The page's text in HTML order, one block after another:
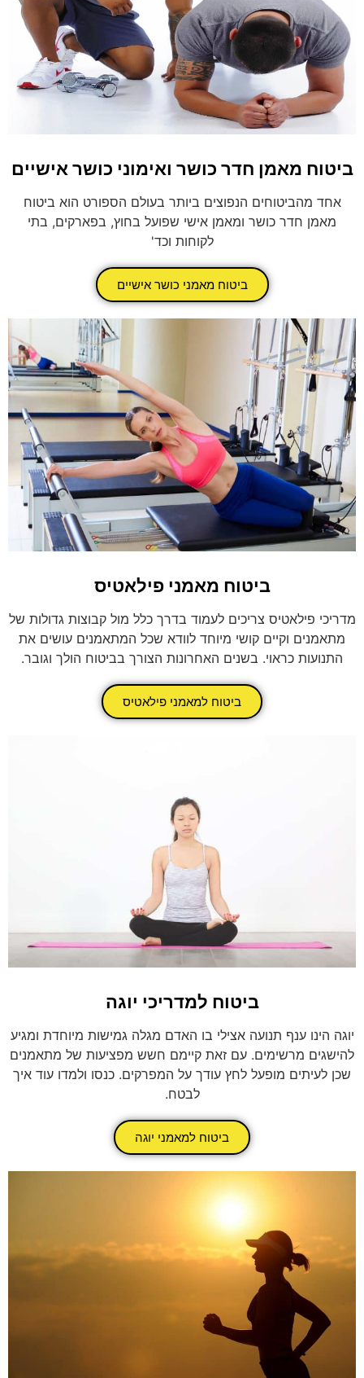
ביטוח מאמן חדר כושר ואימוני כושר אישיים
אחד מהביטוחים הנפוצים ביותר בעולם הספורט הוא ביטוח
מאמן חדר כושר ומאמן אישי שפועל בחוץ, בפארקים, בתי
לקוחות וכד'
ביטוח מאמני כושר אישיים
ביטוח מאמני פילאטיס
מדריכי פילאטיס צריכים לעמוד בדרך כלל מול קבוצות גדולות של
מתאמנים וקיים קושי מיוחד לוודא שכל המתאמנים עושים את
התנועות כראוי. בשנים האחרונות הצורך בביטוח הולך וגובר.
ביטוח למאמני פילאטיס
ביטוח למדריכי יוגה
יוגה הינו ענף תנועה אצילי בו האדם מגלה גמישות מיוחדת ומגיע
להישגים מרשימים. עם זאת קיימם חשש מפציעות של מתאמנים
שכן לעיתים מופעל לחץ עודך על המפרקים. כנסו ולמדו עוד איך
לבטח.
ביטוח למאמני יוגה